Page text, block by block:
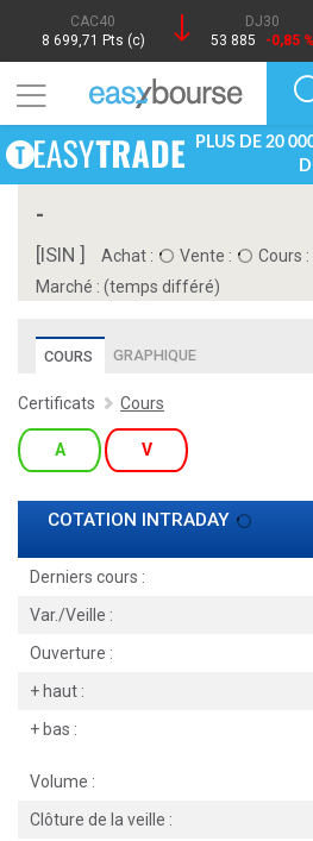
CAC40
8 699,71 Pts (c)
DJ30
53 885
-0,85 %
PLUS DE 20
-
[ISIN ] Achat : Vente : Cours :
Marché : (temps différé)
COURS GRAPHIQUE
Certificats Cours
A V
COTATION INTRADAY
Derniers cours :
Var./Veille :
Ouverture :
+ haut :
+ bas :
Volume :
Clôture de la veille :